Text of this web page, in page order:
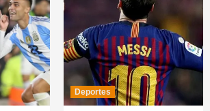
Deportes